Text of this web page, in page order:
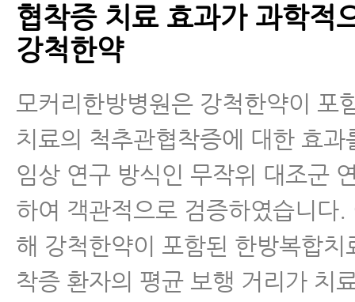
협착증 치료 효과가 과학적
강척한약
모커리한방병원은 강척한약이 포
치료의 척추관협착증에 대한 효과
임상 연구 방식인 무작위 대조군
하여 객관적으로 검증하였습니다.
해 강척한약이 포함된 한방복합치
착증 환자의 평균 보행 거리가 치